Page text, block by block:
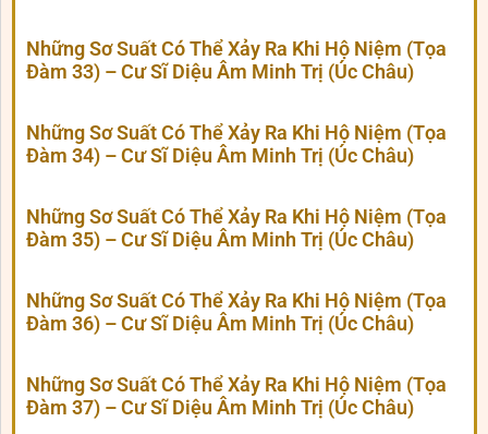
Những Sơ Suất Có Thể Xảy Ra Khi Hộ Niệm (Tọa
Đàm 33) – Cư Sĩ Diệu Âm Minh Trị (Úc Châu)
Những Sơ Suất Có Thể Xảy Ra Khi Hộ Niệm (Tọa
Đàm 34) – Cư Sĩ Diệu Âm Minh Trị (Úc Châu)
Những Sơ Suất Có Thể Xảy Ra Khi Hộ Niệm (Tọa
Đàm 35) – Cư Sĩ Diệu Âm Minh Trị (Úc Châu)
Những Sơ Suất Có Thể Xảy Ra Khi Hộ Niệm (Tọa
Đàm 36) – Cư Sĩ Diệu Âm Minh Trị (Úc Châu)
Những Sơ Suất Có Thể Xảy Ra Khi Hộ Niệm (Tọa
Đàm 37) – Cư Sĩ Diệu Âm Minh Trị (Úc Châu)